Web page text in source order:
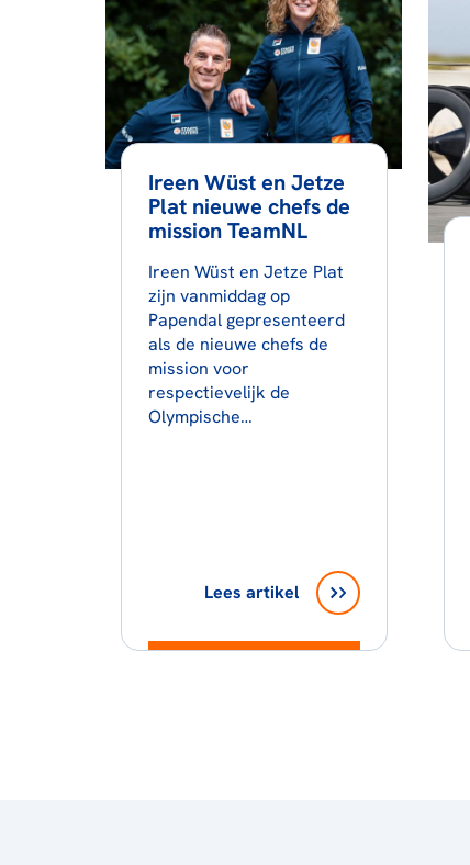
Ireen Wüst en Jetze
Plat nieuwe chefs de
mission TeamNL
Ireen Wüst en Jetze Plat
zijn vanmiddag op
Papendal gepresenteerd
als de nieuwe chefs de
mission voor
respectievelijk de
Olympische…
Lees artikel